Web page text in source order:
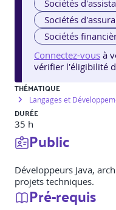
Sociétés
Sociétés
Sociétés
Connectez-vous à
vérifier l'éligibilité
THÉMATIQUE
Langages et
DURÉE
35 h
Public
Développeurs Java,
projets techniques.
Pré-requis